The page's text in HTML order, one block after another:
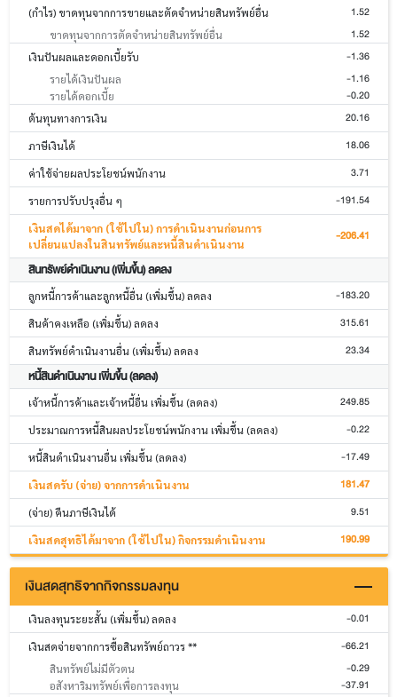
(กำไร) ขาดทุนจากการขายและตัดจำหน่ายสินทรัพย์อื่น 1.52
ขาดทุนจากการตัดจำหน่ายสินทรัพย์อื่น 1.52
เงินปันผลและดอกเบี้ยรับ -1.36
รายได้เงินปันผล -1.16
รายได้ดอกเบี้ย -0.20
ต้นทุนทางการเงิน 20.16
ภาษีเงินได้ 18.06
ค่าใช้จ่ายผลประโยชน์พนักงาน 3.71
รายการปรับปรุงอื่น ๆ -191.54
เงินสดได้มาจาก (ใช้ไปใน) การดำเนินงานก่อนการ
เปลี่ยนแปลงในสินทรัพย์และหนี้สินดำเนินงาน
-206.41
สินทรัพย์ดำเนินงาน (เพิ่มขึ้น) ลดลง
ลูกหนี้การค้าและลูกหนี้อื่น (เพิ่มขึ้น) ลดลง -183.20
สินค้าคงเหลือ (เพิ่มขึ้น) ลดลง 315.61
สินทรัพย์ดำเนินงานอื่น (เพิ่มขึ้น) ลดลง 23.34
หนี้สินดำเนินงาน เพิ่มขึ้น (ลดลง)
เจ้าหนี้การค้าและเจ้าหนี้อื่น เพิ่มขึ้น (ลดลง) 249.85
ประมาณการหนี้สินผลประโยชน์พนักงาน เพิ่มขึ้น (ลดลง) -0.22
หนี้สินดำเนินงานอื่น เพิ่มขึ้น (ลดลง) -17.49
เงินสดรับ (จ่าย) จากการดำเนินงาน 181.47
(จ่าย) คืนภาษีเงินได้ 9.51
เงินสดสุทธิได้มาจาก (ใช้ไปใน) กิจกรรมดำเนินงาน 190.99
เงินสดสุทธิจากกิจกรรมลงทุน
เงินลงทุนระยะสั้น (เพิ่มขึ้น) ลดลง -0.01
เงินสดจ่ายจากการซื้อสินทรัพย์ถาวร ** -66.21
สินทรัพย์ไม่มีตัวตน -0.29
อสังหาริมทรัพย์เพื่อการลงทุน -37.91